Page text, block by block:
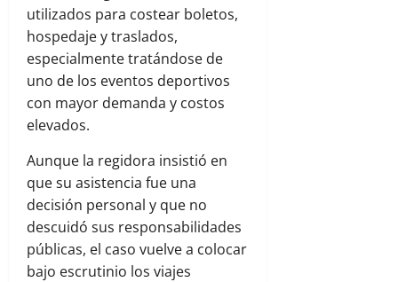
utilizados para costear boletos,
hospedaje y traslados,
especialmente tratándose de
uno de los eventos deportivos
con mayor demanda y costos
elevados.
Aunque la regidora insistió en
que su asistencia fue una
decisión personal y que no
descuidó sus responsabilidades
públicas, el caso vuelve a colocar
bajo escrutinio los viajes